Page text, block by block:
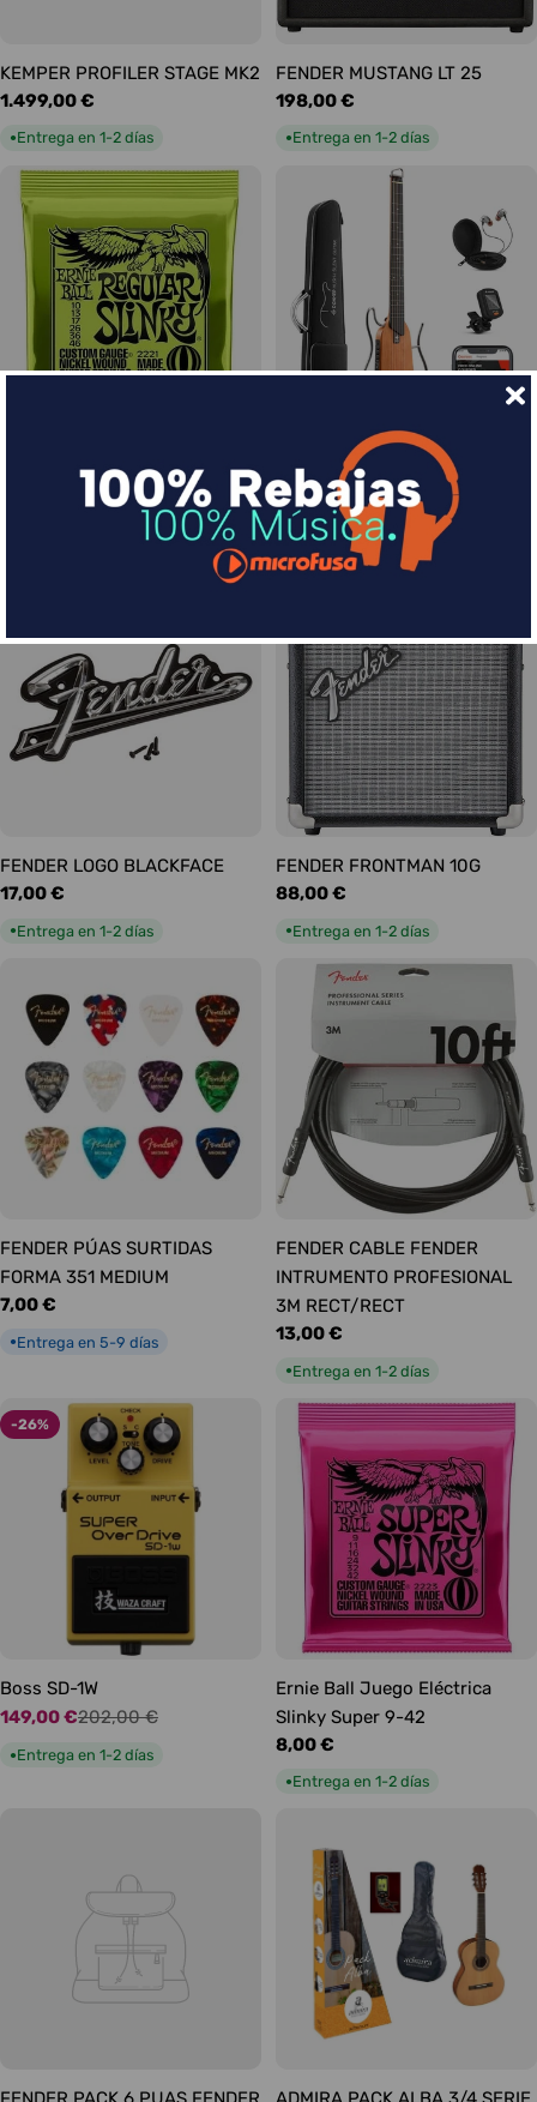
KEMPER PROFILER STAGE MK2
Precio
habitual
1.499,00 €
●Entrega en 1-2 días
FENDER MUSTANG LT 25
Precio
habitual
198,00 €
●Entrega en 1-2 días
Slinky Regular 10-46
DONNER HUSH-I Silent Guitar
Caoba
Precio
habitual
339,00 €
Entrega en 1-2 días
FENDER LOGO BLACKFACE
Precio
17,00 €
●Entrega en 1-2 días
FENDER FRONTMAN 10G
Precio
88,00 €
●Entrega en 1-2 días
FENDER PÚAS SURTIDAS
FORMA 351 MEDIUM
Precio
7,00 €
●Entrega en 5-9 días
FENDER CABLE FENDER
INTRUMENTO PROFESIONAL
3M RECT/RECT
Precio
13,00 €
●Entrega en 1-2 días
-26%
Boss SD-1W
Precio
de
149,00 €
Precio
habitual
202,00 €
●Entrega en 1-2 días
Ernie Ball Juego Eléctrica
Slinky Super 9-42
Precio
habitual
8,00 €
●Entrega en 1-2 días